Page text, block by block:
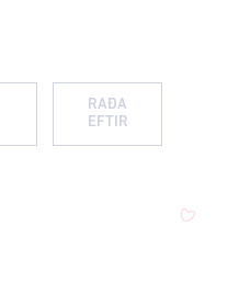
RAÐA
EFTIR